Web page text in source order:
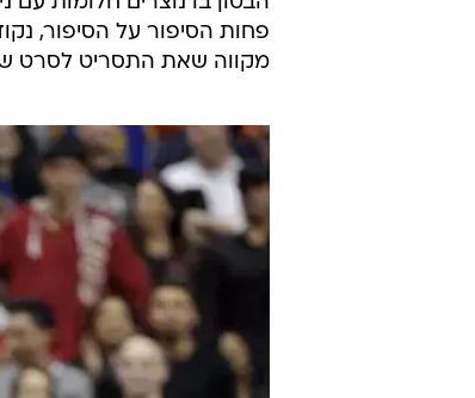
מקווה שאת התסריט לסרט